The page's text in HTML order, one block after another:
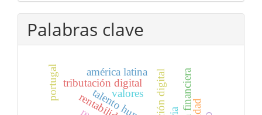
Palabras clave
tributación digital
américa latina
portugal valores